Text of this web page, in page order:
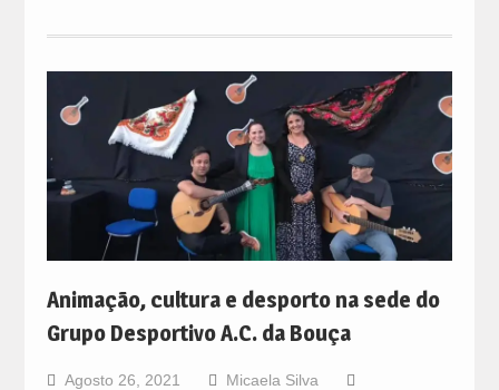
Animação, cultura e desporto na sede do
Grupo Desportivo A.C. da Bouça
Agosto 26, 2021
Micaela Silva